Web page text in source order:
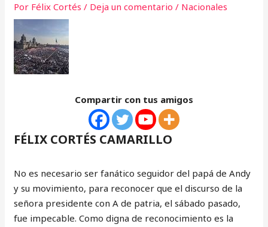
Por Félix Cortés/ Deja un comentario / Nacionales
Compartir con tus amigos
FÉLIX CORTÉS CAMARILLO
No es necesario ser fanático seguidor del papá de Andy
y su movimiento, para reconocer que el discurso de la
señora presidente con A de patria, el sábado pasado,
fue impecable. Como digna de reconocimiento es la